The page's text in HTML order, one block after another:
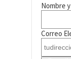
Nombre
Correo